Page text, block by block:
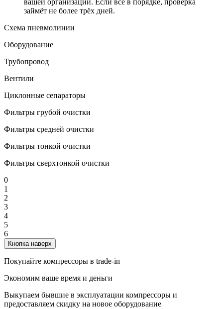
вашей организации. Если всё в порядке, проверка
займёт не более трёх дней.
Схема пневмолинии
Оборудование
Трубопровод
Вентили
Циклонные сепараторы
Фильтры грубой очистки
Фильтры средней очистки
Фильтры тонкой очистки
Фильтры сверхтонкой очистки
0
1
2
3
4
5
6
Кнопка наверх
Покупайте компрессоры в trade-in
Экономим ваше время и деньги
Выкупаем бывшие в эксплуатации компрессоры и
предоставляем скидку на новое оборудование